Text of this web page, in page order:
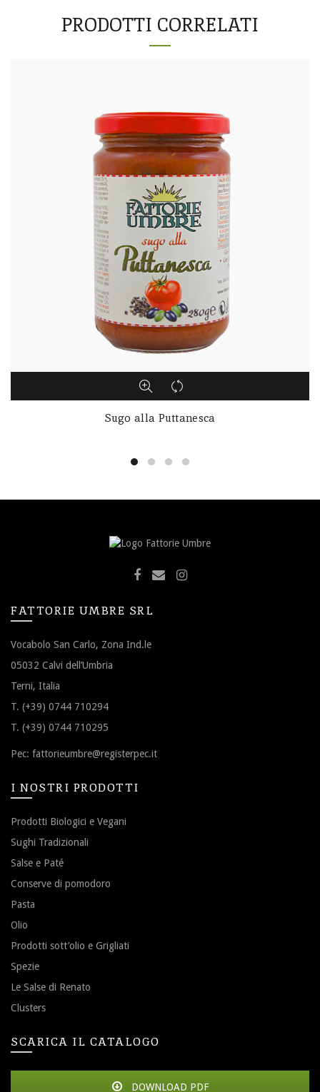
PRODOTTI CORRELATI
Sugo alla Puttanesca
FATTORIE UMBRE SRL
Vocabolo San Carlo, Zona Ind.le
05032 Calvi dell’Umbria
Terni, Italia
T. (+39) 0744 710294
T. (+39) 0744 710295
Pec: fattorieumbre@registerpec.it
I NOSTRI PRODOTTI
Prodotti Biologici e Vegani
Sughi Tradizionali
Salse e Paté
Conserve di pomodoro
Pasta
Olio
Prodotti sott’olio e Grigliati
Spezie
Le Salse di Renato
Clusters
SCARICA IL CATALOGO
DOWNLOAD PDF